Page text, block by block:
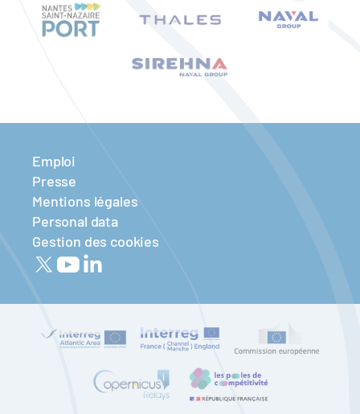
Emploi
Presse
Mentions légales
Personal data
Gestion des cookies